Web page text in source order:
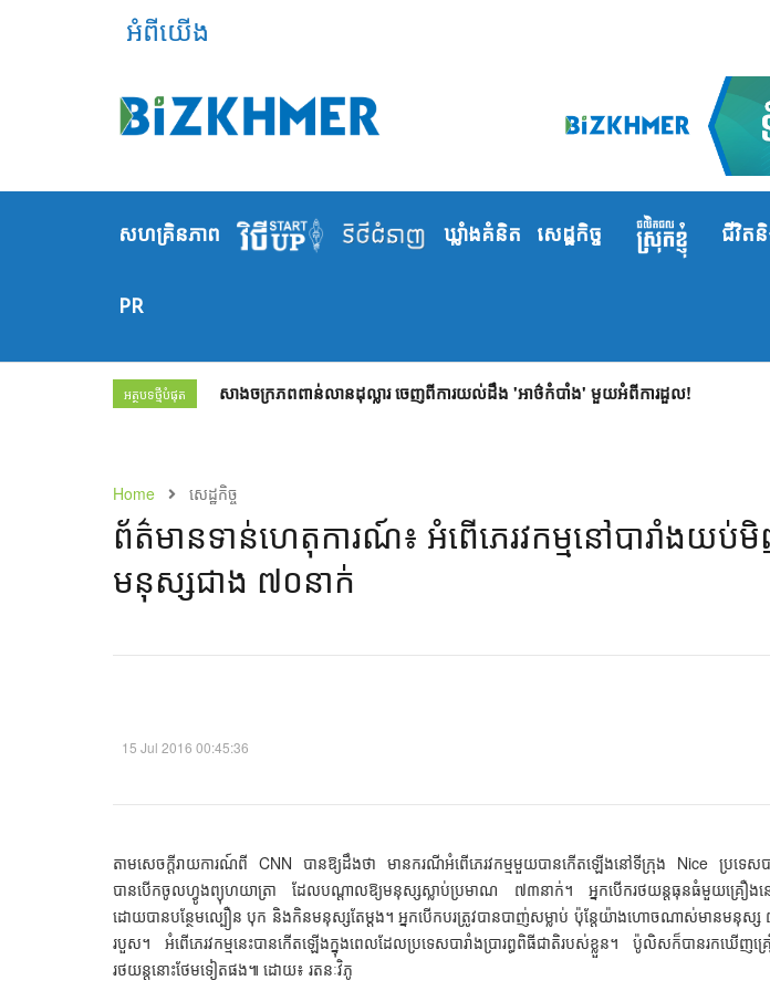
អំពីយើង
សហគ្រិនភាព ឃ្លាំង​គំនិត សេដ្ឋកិច្ច ជីវិត
PR
អត្ថបទថ្មីបំផុត សាងចក្រភពពាន់លានដុល្លារ ចេញពីការយល់ដឹង 'អាថ៌កំបាំង' មួយអំពីការដួល!
Home សេដ្ឋកិច្ច
ព័ត៌មាន​ទាន់ហេតុការណ៍៖ អំពើ​ភេរវកម្ម​នៅ​បារាំង​យប់​
មនុស្ស​ជាង​​ ៧០​នាក់​​
15 Jul 2016 00:45:36
តាមសេចក្ដីរាយការណ៍ពី CNN បានឱ្យដឹងថា មានករណីអំពើភេរវកម្មមួយបានកើតឡើងនៅទីក្រុង Nice ប្រទេស
បានបើកចូលហ្វូងព្យុហយាត្រា ដែលបណ្ដាលឱ្យមនុស្សស្លាប់ប្រមាណ ៧៣នាក់។ អ្នកបើករថយន្តធុនធំមួយគ្រឿងន
ដោយបានបន្ថែមល្បឿន បុក និងកិនមនុស្សតែម្ដង។ អ្នកបើកបរត្រូវបានបាញ់សម្លាប់ ប៉ុន្តែយ៉ាងហោចណាស់មានមនុស្
របួស។ អំពើភេរវកម្មនេះបានកើតឡើងក្នុងពេលដែលប្រទេសបារាំងប្រារព្ធពិធីជាតិរបស់ខ្លួន។ ប៉ូលិសក៏បានរកឃើញគ្
រថយន្តនោះថែមទៀតផង៕ ដោយ៖ រតនៈវិភូ